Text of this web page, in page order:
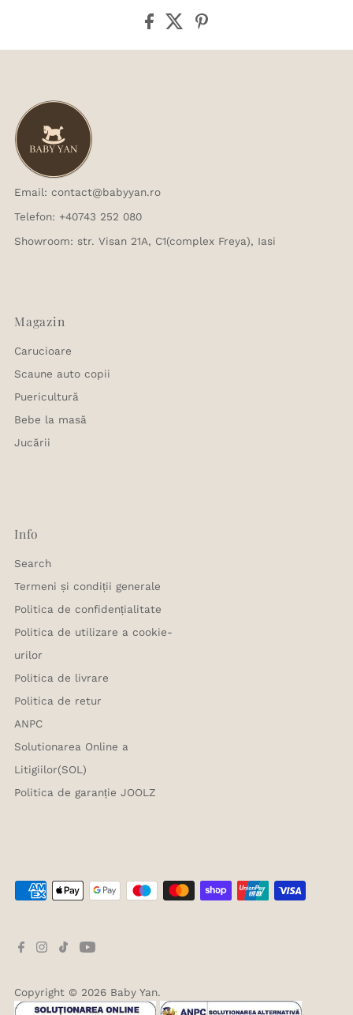
Email: contact@babyyan.ro
Telefon: +40743 252 080
Showroom: str. Visan 21A, C1(complex Freya), Iasi
Magazin
Carucioare
Scaune auto copii
Puericultură
Bebe la masă
Jucării
Info
Search
Termeni și condiții generale
Politica de confidențialitate
Politica de utilizare a cookie-
urilor
Politica de livrare
Politica de retur
ANPC
Solutionarea Online a
Litigiilor(SOL)
Politica de garanție JOOLZ
Copyright © 2026 Baby Yan.